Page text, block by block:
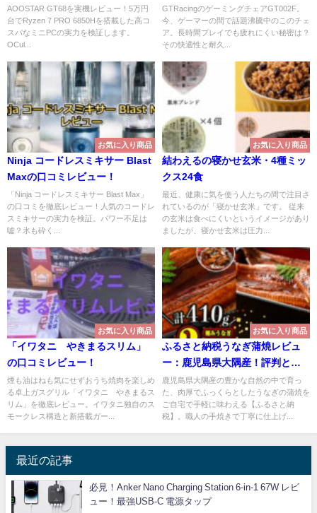
力は？
AOOSTAR GT68を実機レビュー！5万円
台でRyzen 7 PRO 6850Hを搭載した高コ
スパなミニPCの実力を検証します。
OCul...
GTRacingのゲーミングチェアGT002F。
今、ゲーマーの間で話題沸騰中のこのチェ
ア。長時間プレイでも疲れにくい秘密は？
その快適性と耐久...
お気に入り商品
Ninja コードレスミキサー Blast
Maxの口コミレビュー！
「Ninja コードレスミキサー Blast Max」
の口コミを徹底レビュー！人気のコードレ
スミキサーの実力を検証。パワー不足は
嘘？氷も砕く...
お気に入り商品
結わえるの寝かせ玄米・4種ミッ
クス24食
最近、健康に気を使う人たちの間で注目さ
れているのが「寝かせ玄米」です。 従来
の玄米は食べにくいというイメージがあり
ましたが、寝かせ玄米は圧力...
お気に入り商品
「イワタニ やきまるスリム」
の口コミレビュー！
煙も油はねも気にせずおうち焼肉を楽しめ
る卓上ガスグリル「イワタニ やきまるス
リム」を徹底レビュー。イワタニ独自のス
モークレス構造と新搭載ガー...
お気に入り商品
ふるさと納税うなぎ蒲焼レビュ
ー：鹿児島県大隅産！評判とお
すすめ
鹿児島県大隅産の豊かな自然の中で育っ
た、肉厚でふっくらとしたうなぎの蒲焼を
ご自宅で手軽に味わえる【ふるさと納
税】。職人の手焼きで丁寧に仕上げ...
最近の記事
必見！Anker Nano Charging Station 6-in-1 67W レビ
ュー！最強USB-C 電源タップ